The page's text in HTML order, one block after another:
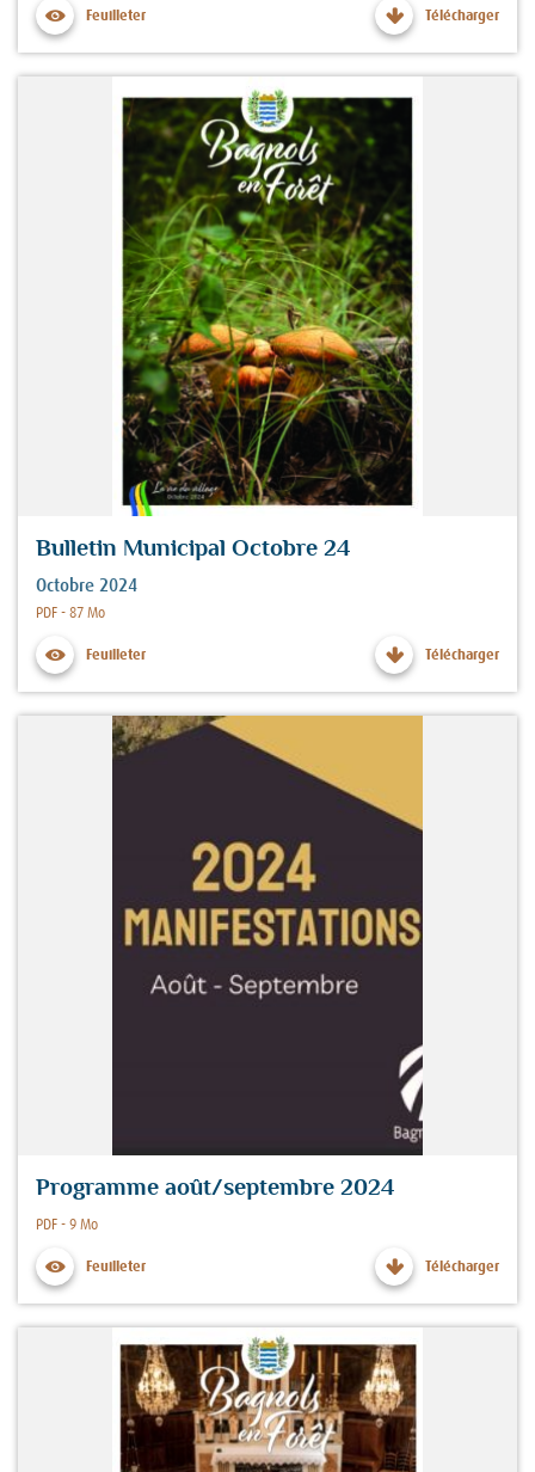
Feuilleter Télécharger
Bulletin Municipal Octobre 24
Octobre 2024
Fichier :
PDF - 87 Mo
Feuilleter Télécharger
Programme août/septembre 2024
Fichier :
PDF - 9 Mo
Feuilleter Télécharger